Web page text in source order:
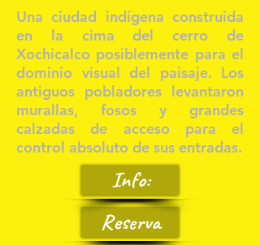
Una ciudad indígena construida
en la cima del cerro de
Xochicalco posiblemente para el
dominio visual del paisaje. Los
antiguos pobladores levantaron
murallas, fosos y grandes
calzadas de acceso para el
control absoluto de sus entradas.
Info:
Reserva